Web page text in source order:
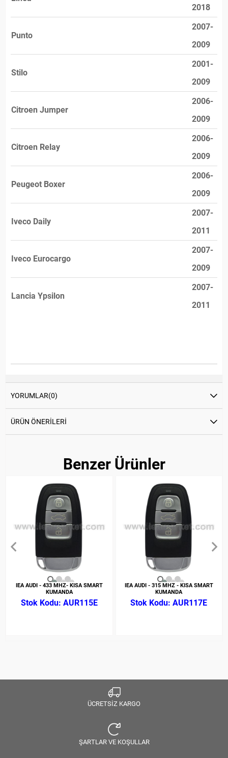
2018
Punto
2007-
2009
Stilo
2001-
2009
Citroen Jumper
2006-
2009
Citroen Relay
2006-
2009
Peugeot Boxer
2006-
2009
Iveco Daily
2007-
2011
Iveco Eurocargo
2007-
2009
Lancia Ypsilon
2007-
2011
YORUMLAR(0)
ÜRÜN ÖNERILERI
Benzer Ürünler
IEA AUDI - 433 MHZ- KISA SMART
KUMANDA
AUR115E
IEA AUDI - 315 MHZ - KISA SMART
KUMANDA
AUR117E
ÜCRETSİZ KARGO
ŞARTLAR VE KOŞULLAR